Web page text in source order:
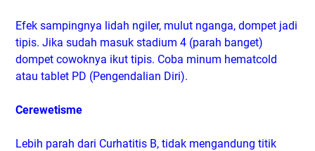
Efek sampingnya lidah ngiler, mulut nganga, dompet jadi
tipis. Jika sudah masuk stadium 4 (parah banget)
dompet cowoknya ikut tipis. Coba minum hematcold
atau tablet PD (Pengendalian Diri).
Cerewetisme
Lebih parah dari Curhatitis B, tidak mengandung titik